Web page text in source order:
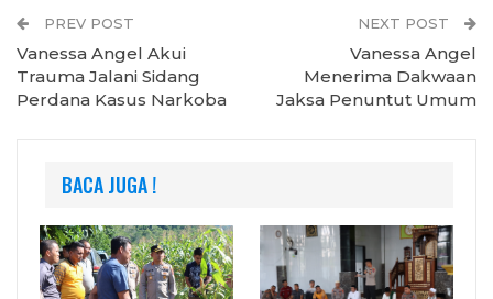
PREV POST
Vanessa Angel Akui
Trauma Jalani Sidang
Perdana Kasus Narkoba
NEXT POST
Vanessa Angel
Menerima Dakwaan
Jaksa Penuntut Umum
BACA JUGA !